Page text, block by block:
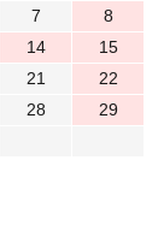
7
8
14
15
21
22
28
29